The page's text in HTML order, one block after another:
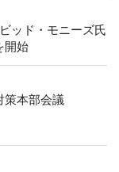
ビッド・モニーズ氏
開始
策本部会議